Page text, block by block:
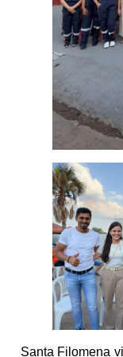
Santa Filomena